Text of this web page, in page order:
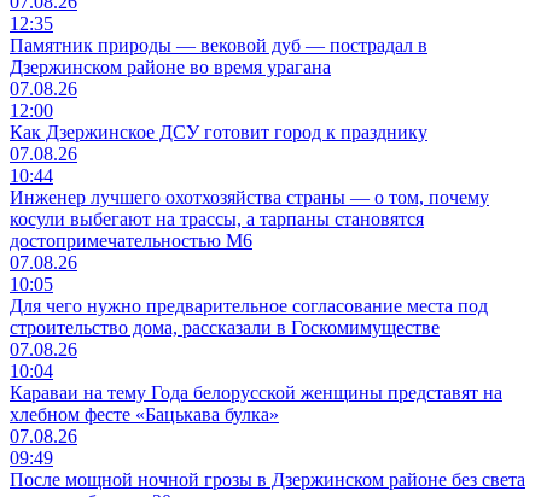
12:35
Памятник природы — вековой дуб — пострадал в
Дзержинском районе во время урагана
07.08.26
12:00
Как Дзержинское ДСУ готовит город к празднику
07.08.26
10:44
Инженер лучшего охотхозяйства страны — о том, почему
косули выбегают на трассы, а тарпаны становятся
достопримечательностью М6
07.08.26
10:05
Для чего нужно предварительное согласование места под
строительство дома, рассказали в Госкомимуществе
07.08.26
10:04
Караваи на тему Года белорусской женщины представят на
хлебном фесте «Бацькава булка»
07.08.26
09:49
После мощной ночной грозы в Дзержинском районе без света